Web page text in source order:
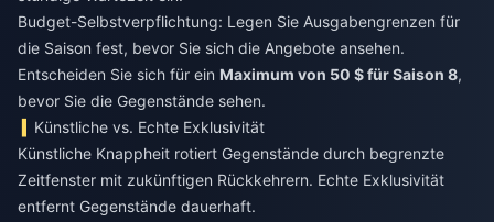
Budget-Selbstverpflichtung: Legen Sie Ausgabengrenzen für
die Saison fest, bevor Sie sich die Angebote ansehen.
Entscheiden Sie sich für ein Maximum von 50 $ für Saison 8,
bevor Sie die Gegenstände sehen.
Künstliche vs. Echte Exklusivität
Künstliche Knappheit rotiert Gegenstände durch begrenzte
Zeitfenster mit zukünftigen Rückkehrern. Echte Exklusivität
entfernt Gegenstände dauerhaft.